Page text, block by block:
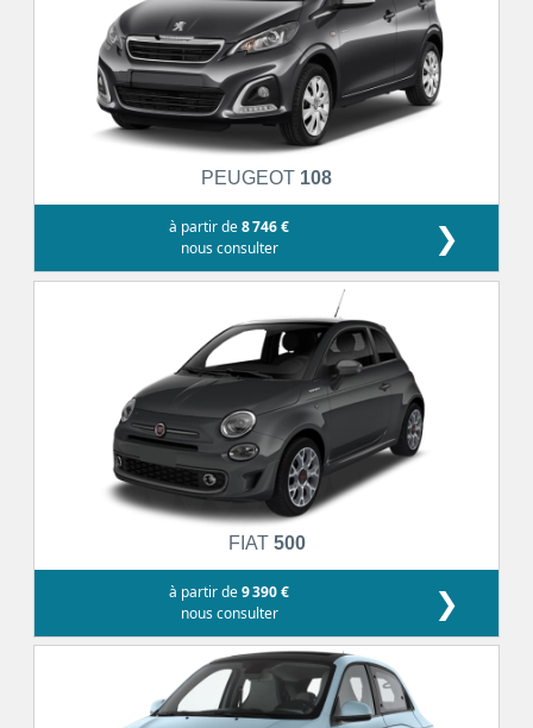
PEUGEOT 108
à partir de8 746 €
nous consulter
❯
FIAT 500
à partir de9 390 €
nous consulter
❯